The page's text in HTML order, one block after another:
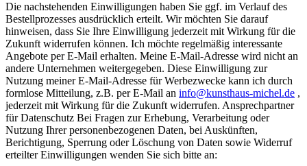
Die nachstehenden Einwilligungen haben Sie ggf. im Verlauf des
Bestellprozesses ausdrücklich erteilt. Wir möchten Sie darauf
hinweisen, dass Sie Ihre Einwilligung jederzeit mit Wirkung für die
Zukunft widerrufen können. Ich möchte regelmäßig interessante
Angebote per E-Mail erhalten. Meine E-Mail-Adresse wird nicht an
andere Unternehmen weitergegeben. Diese Einwilligung zur
Nutzung meiner E-Mail-Adresse für Werbezwecke kann ich durch
formlose Mitteilung, z.B. per E-Mail an info@kunsthaus-michel.de ,
jederzeit mit Wirkung für die Zukunft widerrufen. Ansprechpartner
für Datenschutz Bei Fragen zur Erhebung, Verarbeitung oder
Nutzung Ihrer personenbezogenen Daten, bei Auskünften,
Berichtigung, Sperrung oder Löschung von Daten sowie Widerruf
erteilter Einwilligungen wenden Sie sich bitte an: